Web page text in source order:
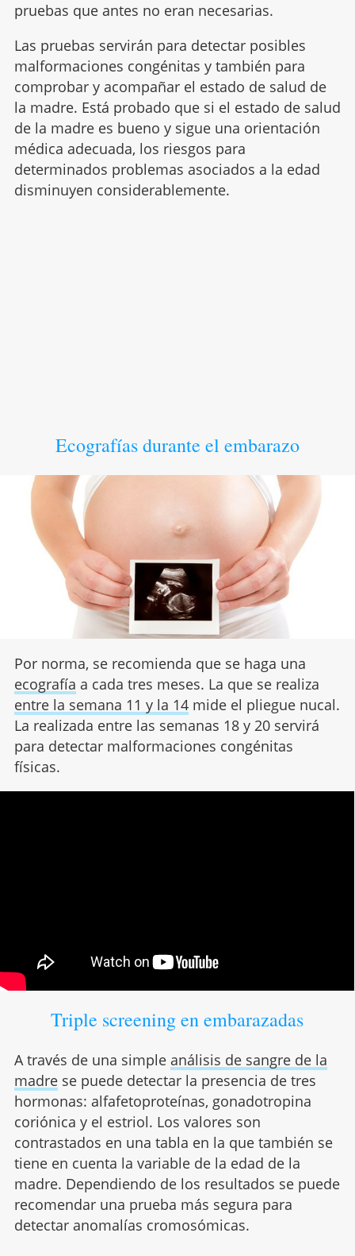
pruebas que antes no eran necesarias.
Las pruebas servirán para detectar posibles
malformaciones congénitas y también para
comprobar y acompañar el estado de salud de
la madre. Está probado que si el estado de salud
de la madre es bueno y sigue una orientación
médica adecuada, los riesgos para
determinados problemas asociados a la edad
disminuyen considerablemente.
Ecografías durante el embarazo
Por norma, se recomienda que se haga una
ecografía a cada tres meses. La que se realiza
entre la semana 11 y la 14mide el pliegue nucal.
La realizada entre las semanas 18 y 20 servirá
para detectar malformaciones congénitas
físicas.
Triple screening en embarazadas
A través de una simple análisis de sangre de la
madrese puede detectar la presencia de tres
hormonas: alfafetoproteínas, gonadotropina
coriónica y el estriol. Los valores son
contrastados en una tabla en la que también se
tiene en cuenta la variable de la edad de la
madre. Dependiendo de los resultados se puede
recomendar una prueba más segura para
detectar anomalías cromosómicas.